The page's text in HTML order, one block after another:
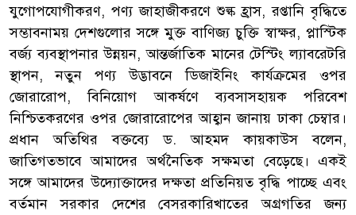
যুগোপযোগীকরণ, পণ্য জাহাজীকরণে শুল্ক হ্রাস, রপ্তানি বৃদ্ধিতে
সম্ভাবনাময় দেশগুলোর সঙ্গে মুক্ত বাণিজ্য চুক্তি স্বাক্ষর, প্লাস্টিক
বর্জ্য ব্যবস্থাপনার উন্নয়ন, আন্তর্জাতিক মানের টেস্টিং ল্যাবরেটরি
স্থাপন, নতুন পণ্য উদ্ভাবনে ডিজাইনিং কার্যক্রমের ওপর
জোরারোপ, বিনিয়োগ আকর্ষণে ব্যবসাসহায়ক পরিবেশ
নিশ্চিতকরণের ওপর জোরারোপের আহ্বান জানায় ঢাকা চেম্বার।
প্রধান অতিথির বক্তব্যে ড. আহমদ কায়কাউস বলেন,
জাতিগতভাবে আমাদের অর্থনৈতিক সক্ষমতা বেড়েছে। একই
সঙ্গে আমাদের উদ্যোক্তাদের দক্ষতা প্রতিনিয়ত বৃদ্ধি পাচ্ছে এবং
বর্তমান সরকার দেশের বেসরকারিখাতের অগ্রগতির জন্য